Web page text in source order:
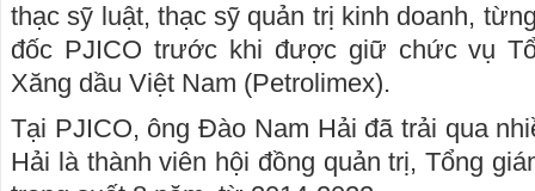
thạc sỹ luật, thạc sỹ quản trị kinh doanh,
đốc PJICO trước khi được giữ chức vụ
Xăng dầu Việt Nam (Petrolimex).
Tại PJICO, ông Đào Nam Hải đã trải qua
Hải là thành viên hội đồng quản trị, Tổng